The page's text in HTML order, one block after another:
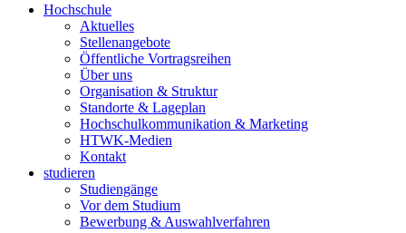
Hochschule
Aktuelles
Stellenangebote
Öffentliche Vortragsreihen
Über uns
Organisation & Struktur
Standorte & Lageplan
Hochschulkommunikation & Marketing
HTWK-Medien
Kontakt
studieren
Studiengänge
Vor dem Studium
Bewerbung & Auswahlverfahren